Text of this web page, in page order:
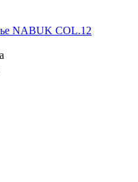
NABUK COL.12